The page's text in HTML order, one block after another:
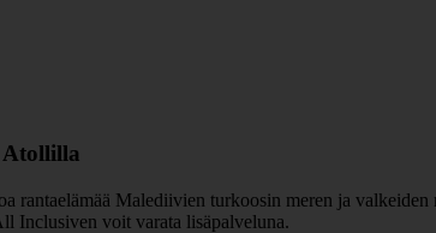
Atollilla
rantaelämää Malediivien turkoosin meren ja
Inclusiven voit varata lisäpalveluna.